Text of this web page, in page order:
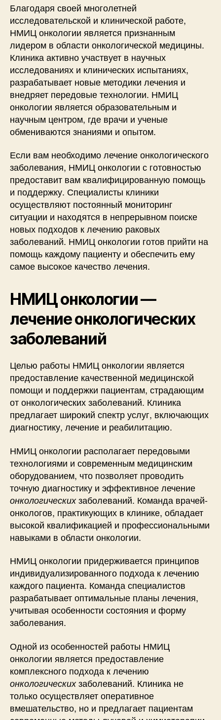
Благодаря своей многолетней
исследовательской и клинической работе,
НМИЦ онкологии является признанным
лидером в области онкологической медицины.
Клиника активно участвует в научных
исследованиях и клинических испытаниях,
разрабатывает новые методики лечения и
внедряет передовые технологии. НМИЦ
онкологии является образовательным и
научным центром, где врачи и ученые
обмениваются знаниями и опытом.
Если вам необходимо лечение онкологического
заболевания, НМИЦ онкологии с готовностью
предоставит вам квалифицированную помощь
и поддержку. Специалисты клиники
осуществляют постоянный мониторинг
ситуации и находятся в непрерывном поиске
новых подходов к лечению раковых
заболеваний. НМИЦ онкологии готов прийти на
помощь каждому пациенту и обеспечить ему
самое высокое качество лечения.
НМИЦ онкологии —
лечение онкологических
заболеваний
Целью работы НМИЦ онкологии является
предоставление качественной медицинской
помощи и поддержки пациентам, страдающим
от онкологических заболеваний. Клиника
предлагает широкий спектр услуг, включающих
диагностику, лечение и реабилитацию.
НМИЦ онкологии располагает передовыми
технологиями и современным медицинским
оборудованием, что позволяет проводить
точную диагностику и эффективное лечение
онкологическихзаболеваний. Команда врачей-
онкологов, практикующих в клинике, обладает
высокой квалификацией и профессиональными
навыками в области онкологии.
НМИЦ онкологии придерживается принципов
индивидуализированного подхода к лечению
каждого пациента. Команда специалистов
разрабатывает оптимальные планы лечения,
учитывая особенности состояния и форму
заболевания.
Одной из особенностей работы НМИЦ
онкологии является предоставление
комплексного подхода к лечению
онкологическихзаболеваний. Клиника не
только осуществляет оперативное
вмешательство, но и предлагает пациентам